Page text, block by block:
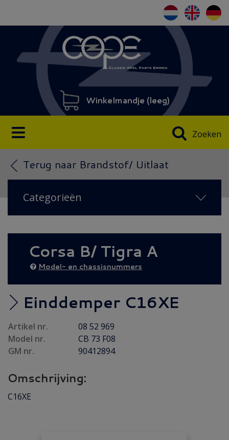
Winkelmandje (leeg)
Zoeken
Terug naar Brandstof/ Uitlaat
Categorieën
NIEUW 2026(18)
Diesel AANBIEDING (21)
Achteras (17)
Bumper/ Spoiler/ Spiegel
(58)
Carrosserie (71)
Carrosserie plaatwerk(43)
Electrisch/ Verlichting(59)
Folders/ Boeken/ Modellen
Gebruikt
Corsa B/ Tigra A
Model- en chassisnummers
Einddemper C16XE
Artikel nr.
08 52 969
Model nr.
CB 73 F08
GM nr.
90412894
Omschrijving:
C16XE